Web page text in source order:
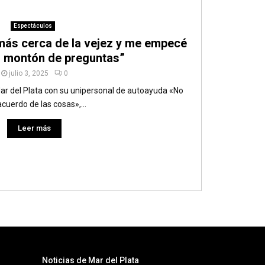
Espectáculos
cerca de la vejez y me empecé
montón de preguntas”
julio 3, 2025 0
del Plata con su unipersonal de autoayuda «No
de las cosas»,...
Leer más
Noticias de Mar del Plata